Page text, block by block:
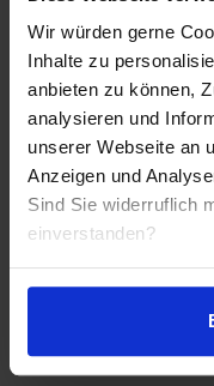
Wir würden gerne
Inhalte zu
anbieten zu können,
analysieren und
unserer Webseite an
Anzeigen und
Sind Sie widerruflich
einverstanden?
Eine
dem Zeitpunkt der
Rechtsverletzung
von
wir diese Inhalte
Haftung für
Unser Angebot
haben. Deshalb
Inhalte auch keine